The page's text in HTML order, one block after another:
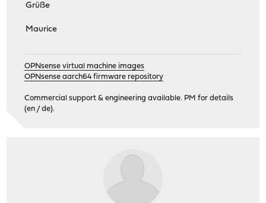
Grüße
Maurice
OPNsense virtual machine images
OPNsense aarch64 firmware repository
Commercial support & engineering available. PM for details
(en / de).